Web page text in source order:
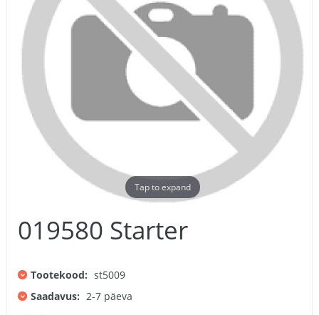
Tap to expand
019580 Starter
Tootekood: st5009
Saadavus: 2-7 päeva